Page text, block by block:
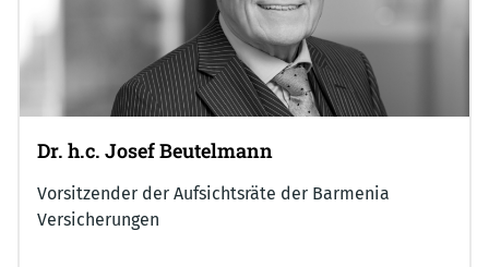
Dr. h.c. Josef Beutelmann
Vorsitzender der Aufsichtsräte der Barmenia
Versicherungen